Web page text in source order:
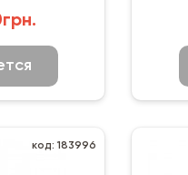
код: 183996